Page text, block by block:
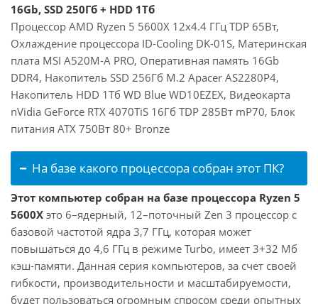
16Gb, SSD 250Гб + HDD 1Тб
Процессор AMD Ryzen 5 5600X 12x4.4 ГГц TDP 65Вт,
Охлаждение процессора ID-Cooling DK-01S, Материнская
плата MSI A520M-A PRO, Оперативная память 16Gb
DDR4, Накопитель SSD 256Гб M.2 Apacer AS2280P4,
Накопитель HDD 1Тб WD Blue WD10EZEX, Видеокарта
nVidia GeForce RTX 4070TiS 16Гб TDP 285Вт mP70, Блок
питания ATX 750Вт 80+ Bronze
На базе какого процессора собран этот ПК?
Этот компьютер собран на базе процессора Ryzen 5
5600X это 6–ядерный, 12–поточный Zen 3 процессор с
базовой частотой ядра 3,7 ГГц, которая может
повышаться до 4,6 ГГц в режиме Turbo, имеет 3+32 Мб
кэш-памяти. Данная серия компьютеров, за счет своей
гибкости, производительности и масштабируемости,
будет пользоваться огромным спросом среди опытных